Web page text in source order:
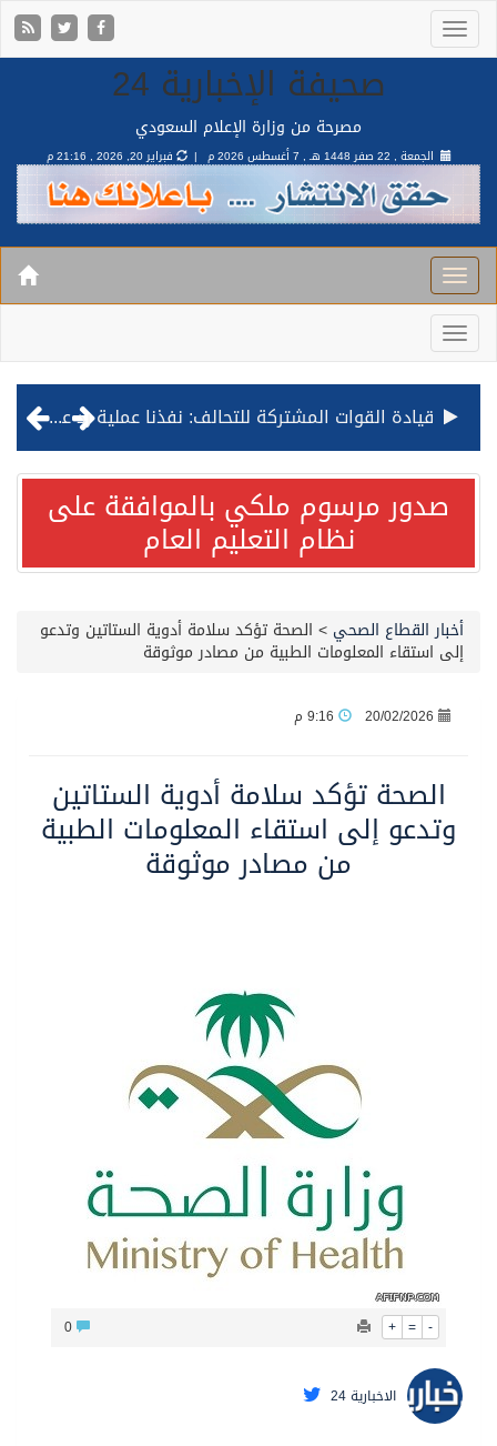
صحيفة الإخبارية 24
مصرحة من وزارة الإعلام السعودي
الجمعة , 22 صفر 1448 هـ , 7 أغسطس 2026 م | فبراير 20, 2026 , 21:16 م
قيادة القوات المشتركة للتحالف: نفذنا عملية رد عسكري متناسبة لأهداف عسكرية مشروعة تابعة للمليشيا الحوثية الإرهابية في محافظة الحديدة
مصدر مسؤول بالهيئة العامة للنقل: استهداف السفينة السعودية NCC MASA خلال إبحارها في البحر الأحمر نتج عنه إصابة طفيفة في بدنها صدور مرسوم ملكي بالموافقة على
نظام التعليم العام
أخبار القطاع الصحي > الصحة تؤكد سلامة أدوية الستاتين وتدعو
إلى استقاء المعلومات الطبية من مصادر موثوقة
20/02/2026
الصحة تؤكد سلامة أدوية الستاتين
وتدعو إلى استقاء المعلومات الطبية
من مصادر موثوقة
+ = -
الاخبارية 24